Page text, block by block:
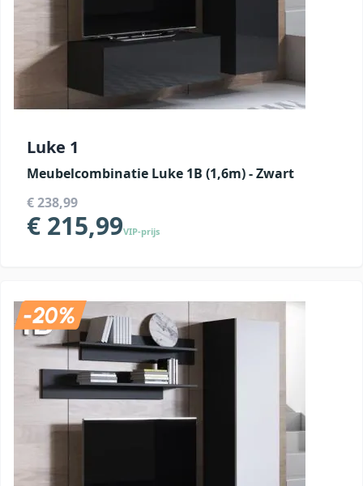
Luke 1
Meubelcombinatie Luke 1B (1,6m) - Zwart
€ 238,99
€ 215,99VIP-prijs